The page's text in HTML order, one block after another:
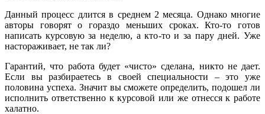
Данный процесс длится в среднем 2 месяца. Однако многие
авторы говорят о гораздо меньших сроках. Кто-то готов
написать курсовую за неделю, а кто-то и за пару дней. Уже
настораживает, не так ли?
Гарантий, что работа будет «чисто» сделана, никто не дает.
Если вы разбираетесь в своей специальности – это уже
половина успеха. Значит вы сможете определить, подошел ли
исполнить ответственно к курсовой или же отнесся к работе
халатно.